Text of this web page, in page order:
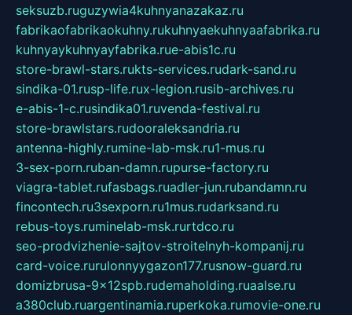
seksuzb.ruguzywia4kuhnyanazakaz.ru
fabrikaofabrikaokuhny.rukuhnyaekuhnyaafabrika.ru
kuhnyaykuhnyayfabrika.rue-abis1c.ru
store-brawl-stars.rukts-services.rudark-sand.ru
sindika-01.rusp-life.rux-legion.rusib-archives.ru
e-abis-1-c.rusindika01.ruvenda-festival.ru
store-brawlstars.rudooraleksandria.ru
antenna-highly.rumine-lab-msk.ru1-mus.ru
3-sex-porn.ruban-damn.rupurse-factory.ru
viagra-tablet.rufasbags.ruadler-jun.rubandamn.ru
fincontech.ru3sexporn.ru1mus.rudarksand.ru
rebus-toys.ruminelab-msk.rurtdco.ru
seo-prodvizhenie-sajtov-stroitelnyh-kompanij.ru
card-voice.rurulonnyygazon177.rusnow-guard.ru
domizbrusa-9x12spb.rudemaholding.ruaalse.ru
a380club.ruargentinamia.ruperkoka.rumovie-one.ru